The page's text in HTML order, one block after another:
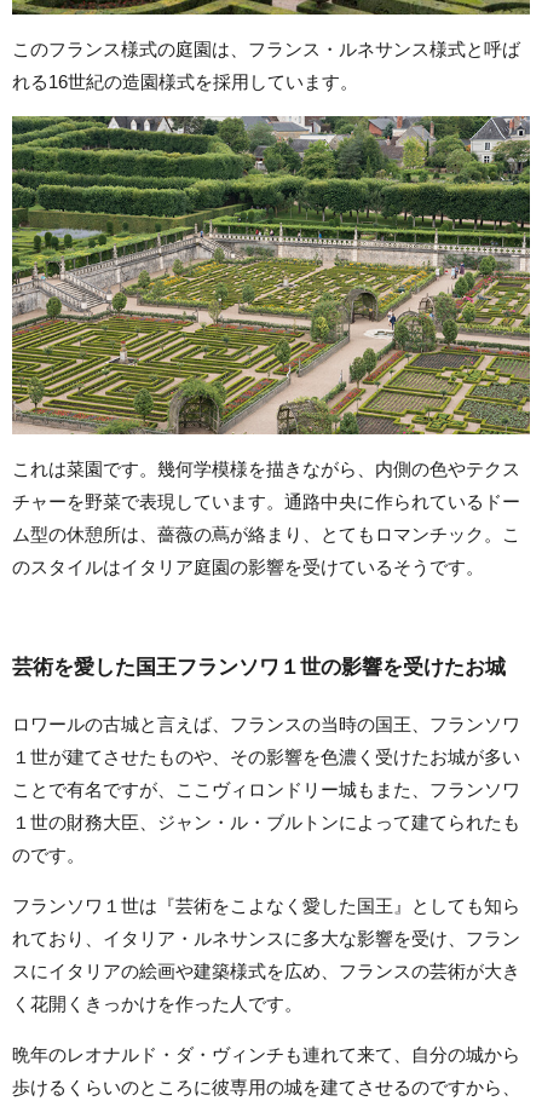
このフランス様式の庭園は、フランス・ルネサンス様式と呼ば
れる16世紀の造園様式を採用しています。
これは菜園です。幾何学模様を描きながら、内側の色やテクス
チャーを野菜で表現しています。通路中央に作られているドー
ム型の休憩所は、薔薇の蔦が絡まり、とてもロマンチック。こ
のスタイルはイタリア庭園の影響を受けているそうです。
芸術を愛した国王フランソワ１世の影響を受けたお城
ロワールの古城と言えば、フランスの当時の国王、フランソワ
１世が建てさせたものや、その影響を色濃く受けたお城が多い
ことで有名ですが、ここヴィロンドリー城もまた、フランソワ
１世の財務大臣、ジャン・ル・ブルトンによって建てられたも
のです。
フランソワ１世は『芸術をこよなく愛した国王』としても知ら
れており、イタリア・ルネサンスに多大な影響を受け、フラン
スにイタリアの絵画や建築様式を広め、フランスの芸術が大き
く花開くきっかけを作った人です。
晩年のレオナルド・ダ・ヴィンチも連れて来て、自分の城から
歩けるくらいのところに彼専用の城を建てさせるのですから、